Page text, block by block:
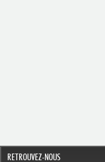
RETROUVEZ-NOUS